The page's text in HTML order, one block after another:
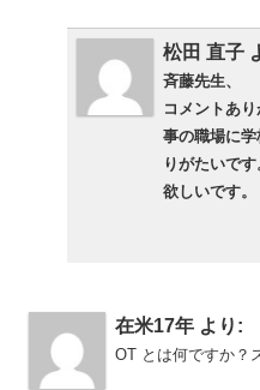
松田 直子
斉藤先生、
コメントあ
事の職場に
りがたいで
欲しいです。
在米17年 より:
OT とは何ですか？